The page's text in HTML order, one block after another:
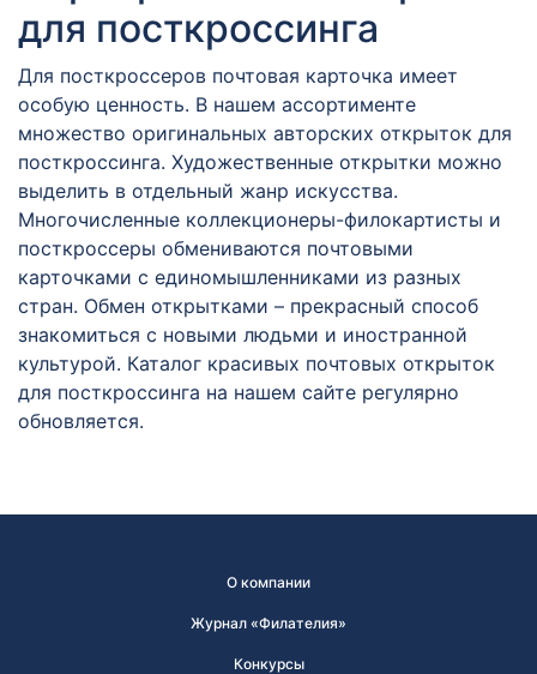
для посткроссинга
Для посткроссеров почтовая карточка имеет
особую ценность. В нашем ассортименте
множество оригинальных авторских открыток для
посткроссинга. Художественные открытки можно
выделить в отдельный жанр искусства.
Многочисленные коллекционеры-филокартисты и
посткроссеры обмениваются почтовыми
карточками с единомышленниками из разных
стран. Обмен открытками – прекрасный способ
знакомиться с новыми людьми и иностранной
культурой. Каталог красивых почтовых открыток
для посткроссинга на нашем сайте регулярно
обновляется.
О компании
Журнал «Филателия»
Конкурсы